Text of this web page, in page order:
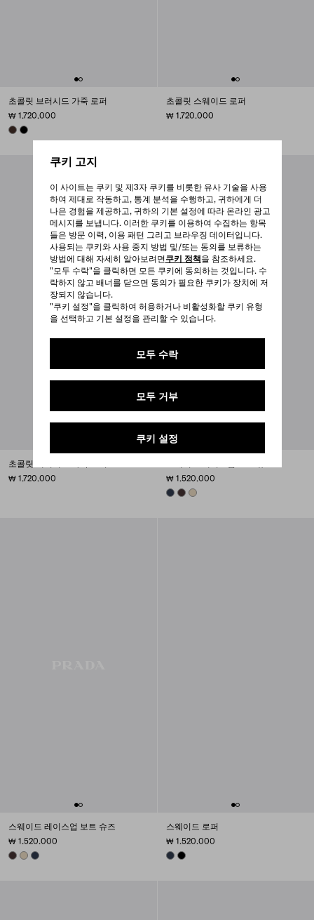
쿠키 고지
이 사이트는 쿠키 및 제3자 쿠키를 비롯한 유사 기술을 사용
하여 제대로 작동하고, 통계 분석을 수행하고, 귀하에게 더
나은 경험을 제공하고, 귀하의 기본 설정에 따라 온라인 광고
메시지를 보냅니다. 이러한 쿠키를 이용하여 수집하는 항목
들은 방문 이력, 이용 패턴 그리고 브라우징 데이터입니다.
사용되는 쿠키와 사용 중지 방법 및/또는 동의를 보류하는
방법에 대해 자세히 알아보려면쿠키 정책을 참조하세요.
"모두 수락"을 클릭하면 모든 쿠키에 동의하는 것입니다. 수
락하지 않고 배너를 닫으면 동의가 필요한 쿠키가 장치에 저
장되지 않습니다.
"쿠키 설정"을 클릭하여 허용하거나 비활성화할 쿠키 유형
을 선택하고 기본 설정을 관리할 수 있습니다.
모두 수락
모두 거부
쿠키 설정
초콜릿 브러시드 가죽 로퍼
₩ 1.720.000
SIENNABLACK
초콜릿 스웨이드 로퍼
₩ 1.720.000
초콜릿 에이지드 가죽 로퍼
₩ 1.720.000
₩ 1.520.000
NAVYDARK BROWN
DESERT
스웨이드 레이스업 보트 슈즈
₩ 1.520.000
DARK BROWN
DESERT
NAVY
스웨이드 로퍼
₩ 1.520.000
NAVYBLACK